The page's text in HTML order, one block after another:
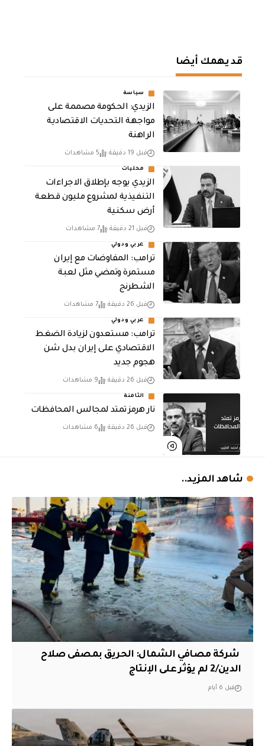
قد يهمك أيضا
سياسة
الزيدي: الحكومة مصممة على
مواجهة التحديات الاقتصادية
الراهنة
قبل 19 دقيقة 5 مشاهدات
محليات
الزيدي يوجه بإطلاق الاجراءات
التنفيذية لمشروع مليون قطعة
أرض سكنية
قبل 21 دقيقة 7 مشاهدات
عربي ودولي
‏ترامب: المفاوضات مع إيران
مستمرة وتمضي مثل لعبة
الشطرنج
قبل 26 دقيقة 7 مشاهدات
عربي ودولي
‏ترامب: مستعدون لزيادة الضغط
الاقتصادي على إيران بدل شن
هجوم جديد
قبل 26 دقيقة 9 مشاهدات
الثامنة
نار هرمز تمتد لمجالس المحافظات
قبل 26 دقيقة 6 مشاهدات
شاهد المزيد..
‏ شركة مصافي الشمال: الحريق بمصفى صلاح
الدين/2 لم يؤثر على الإنتاج
قبل 6 أيام